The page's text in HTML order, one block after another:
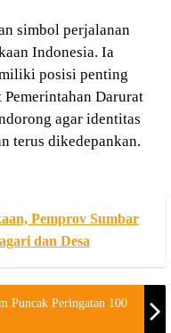
simbol perjalanan
Indonesia. Ia
posisi penting
Pemerintahan Darurat
agar identitas
terus dikedepankan.
Pemprov Sumbar
dan Desa
Puncak Peringatan 100